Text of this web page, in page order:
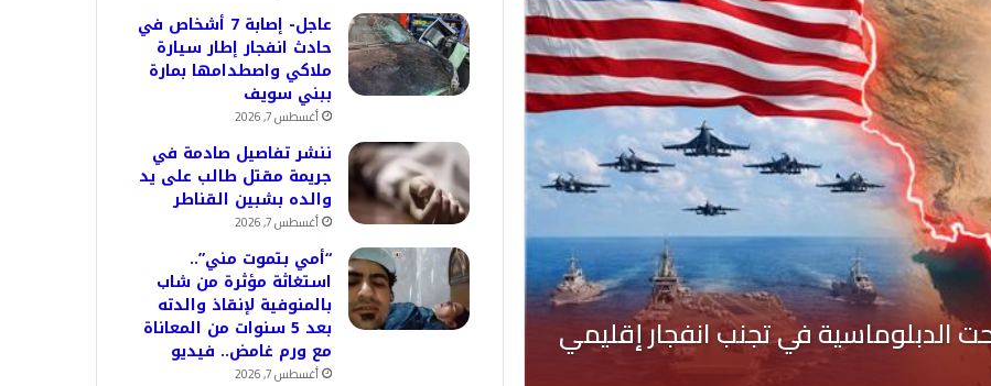
عاجل- إصابة 7 أشخاص في
حادث انفجار إطار سيارة
ملاكي واصطدامها بمارة
ببني سويف
أغسطس 7, 2026
ننشر تفاصيل صادمة في
جريمة مقتل طالب على يد
والده بشبين القناطر
أغسطس 7, 2026
“أمي بتموت مني”..
استغاثة مؤثرة من شاب
بالمنوفية لإنقاذ والدته
بعد 5 سنوات من المعاناة
مع ورم غامض.. فيديو
أغسطس 7, 2026